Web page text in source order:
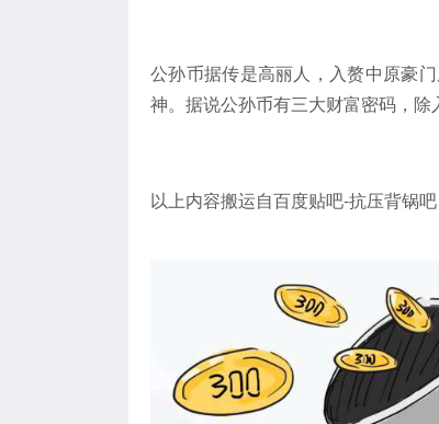
公孙币据传是高丽人，入赘中原豪
神。据说公孙币有三大财富密码，除
以上内容搬运自百度贴吧-抗压背锅